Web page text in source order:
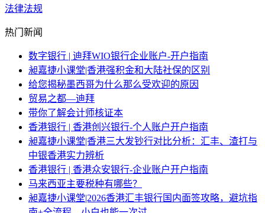
法律法规
热门新闻
数字银行 | 迪拜WIO银行企业账户-开户指南
昶嘉捷小课堂|香港强积金和大陆社保的区别
给您揭秘墨西哥为什么那么受欢迎的原因
贸易之都—迪拜
带你了解会计师核证本
香港银行 | 香港创兴银行-个人账户开户指南
昶嘉捷小课堂|香港三大发钞行对比分析：汇丰、渣打与
中银香港实力辨析
香港银行 | 香港众安银行-企业账户开户指南
马来西亚主要税种有哪些？
昶嘉捷小课堂|2026香港汇丰银行国内面签攻略，避坑指